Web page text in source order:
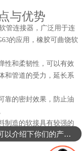
与优势
管连接器，广泛用于连
的应用，橡胶可曲饶软
性和柔韧性，可以有效
和管道的受力，延长系
靠的密封效果，防止油
制造的软接具有较强的
，适应柱塞泵运行中
可以介绍下你们的产品么？